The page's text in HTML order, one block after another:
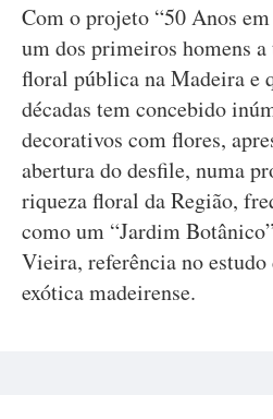
Com o projeto “50 Anos
um dos primeiros homens
floral pública na Madeira e
décadas tem concebido
decorativos com flores,
abertura do desfile, numa
riqueza floral da Região,
como um “Jardim
Vieira, referência no
exótica madeirense.